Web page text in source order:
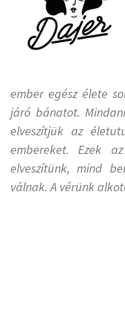
ember egész élete
járó bánatot.
elveszítjük az
embereket. Ezek
elveszítünk, mind
válnak. A vérünk